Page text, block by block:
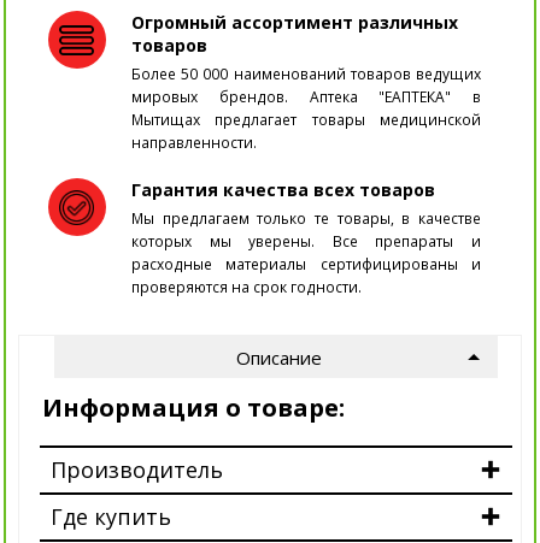
Огромный ассортимент различных
товаров
Более 50 000 наименований товаров ведущих
мировых брендов. Аптека "ЕАПТЕКА" в
Мытищах предлагает товары медицинской
направленности.
Гарантия качества всех товаров
Мы предлагаем только те товары, в качестве
которых мы уверены. Все препараты и
расходные материалы сертифицированы и
проверяются на срок годности.
Описание
Информация о товаре:
Производитель
Где купить